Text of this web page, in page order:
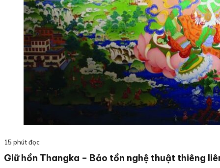
15 phút đọc
Giữ hồn Thangka – Bảo tồn nghệ thuật thiêng